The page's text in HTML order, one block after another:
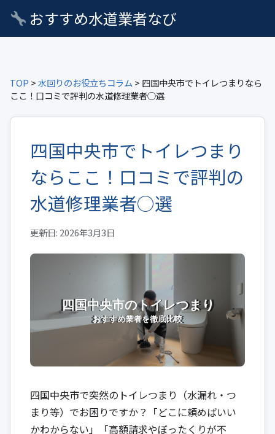
おすすめ水道業者なび
TOP >水回りのお役立ちコラム > 四国中央市でトイレつまりなら
ここ！口コミで評判の水道修理業者○選
四国中央市でトイレつまり
ならここ！口コミで評判の
水道修理業者○選
更新日: 2026年3月3日
四国中央市で突然のトイレつまり（水漏れ・つ
まり等）でお困りですか？「どこに頼めばいい
かわからない」「高額請求やぼったくりが不